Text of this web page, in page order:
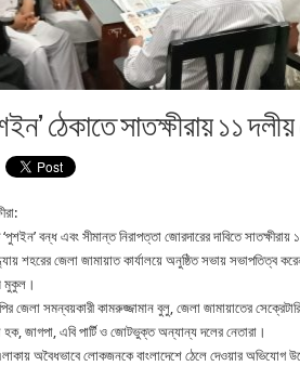
ঠেকাতে সাতক্ষীরায় ১১
বন্ধ এবং সীমান্ত নিরাপত্তা জোরদারের দাবিতে
শহরের জেলা জামায়াত কার্যালয়ে অনুষ্ঠিত সভায় সভাপতিত্ব
মুকুল।
জেলা সমন্বয়কারী কামরুজ্জামান বুলু, জেলা জামায়াতের
জাগপা, এবি পার্টি ও জোটভুক্ত অন্যান্য দলের নেতারা।
অবৈধভাবে লোকজনকে বাংলাদেশে ঠেলে দেওয়ার অভিযোগ